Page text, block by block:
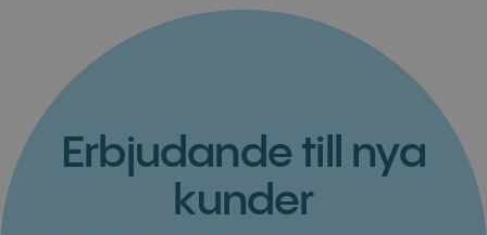
Erbjudande till nya
kunder